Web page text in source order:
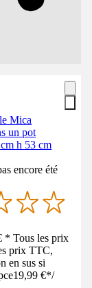
Mica
un pot
h 53 cm
encore été
Tous les prix
prix TTC,
en sus si
19,99 €*/